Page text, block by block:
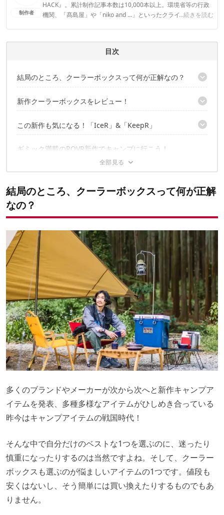
制作者
HACK』。累計制作記事本数は10,000本以上。環境省等の行政
機関、「髙島屋」や「niko and ...」といったクライアントとの
...続きを読む
CAMP HACK 編集部のプロフィール
目次
結局のところ、クーラーボックスって何が正解なの？
アメリカのクーラーブランド「ROVR PRODUCTS」
新作クーラーボックスをレビュー！
ポップなカラーリングがちょうど良いサイズの新作2種
オプションパーツで広がる利便性！
保冷力も耐衝撃性もあるタフ仕様
この新作も気になる！「IceR」&「KeepR」
ありそうでなかった氷キーパー「IceR」
ギミック満載のROVR新作でキャンプに行こう！
結局のところ、クーラーボックスって何が正解
なの？
多くのブランドやメーカーが次から次へと新作キャンプア
イテムを発表、多種多様なアイテムがひしめき合っている
昨今はキャンプアイテムの戦国時代！
そんな中で自分だけのベストな1つを選ぶのに、迷ったり
慎重になったりするのは当然ですよね。そして、クーラー
ボックスも選ぶのが悩ましいアイテムの1つです。値段も
安くはないし、そう簡単には買い換えたりするものでもあ
りません。